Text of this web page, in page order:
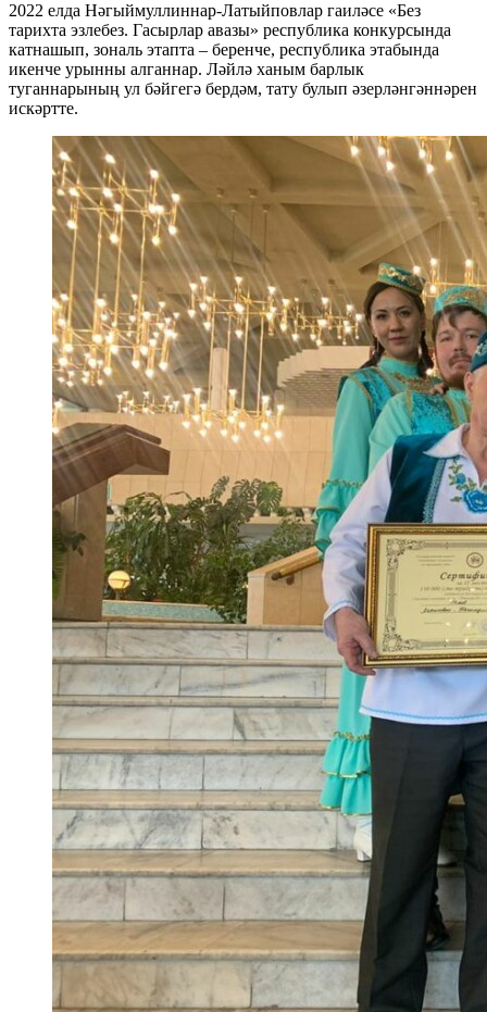
2022 елда Нәгыймуллиннар-Латыйповлар гаиләсе «Без
тарихта эзлебез. Гасырлар авазы» республика конкурсында
катнашып, зональ этапта – беренче, республика этабында
икенче урынны алганнар. Ләйлә ханым барлык
туганнарының ул бәйгегә бердәм, тату булып әзерләнгәннәрен
искәртте.